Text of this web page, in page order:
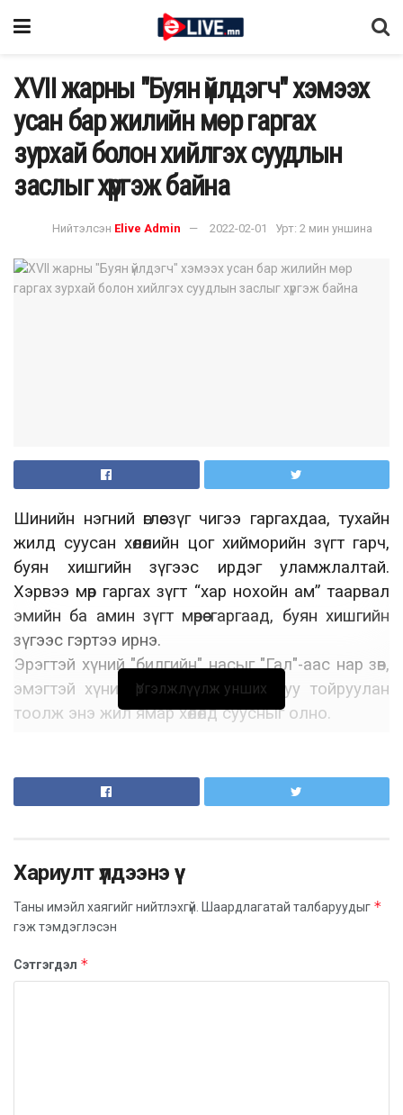
XVII жарны "Буян үйлдэгч" хэмээх
усан бар жилийн мөр гаргах
зурхай болон хийлгэх суудлын
заслыг хүргэж байна
Нийтэлсэн Elive Admin 2022-02-01 Урт: 2 мин уншина
Шинийн нэгний өглөө зүг чигээ гаргахдаа, тухайн
жилд суусан хөлөлийн цог хийморийн зүгт гарч,
буян хишгийн зүгээс ирдэг уламжлалтай.
Хэрвээ мөр гаргах зүгт “хар нохойн ам” таарвал
эмийн ба амин зүгт мөрөө гаргаад, буян хишгийн
зүгээс гэртээ ирнэ.
Эрэгтэй хүний "билгийн" насыг "Гал"-аас нар зөв,
эмэгтэй хүнийг "Ус"-наас нар буруу тойруулан
тоолж энэ жил ямар хөлөлд суусныг олно.
Суудал өнцөгдсөний, нэг гэр бүлийн нөхөр, эхнэр хоёр
нэг суудалд давхацвал Суудал салгуулах засал
Ийнхүү "Буян үйлдэгч" хэмээх усан бар жилийн
мөр гаргах зурхай хийгээд суудлын засалтай
танилцна уу?
Үргэлжлүүлж унших
Хариулт үлдээнэ үү
Таны имэйл хаягийг нийтлэхгүй. Шаардлагатай талбаруудыг *
гэж тэмдэглэсэн
Сэтгэгдэл *